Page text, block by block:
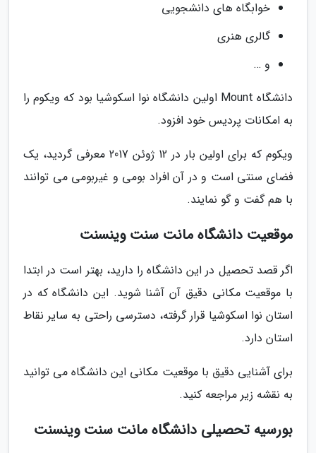
خوابگاه های دانشجویی
گالری هنری
و …
دانشگاه Mount اولین دانشگاه نوا اسکوشیا بود که ویکوم را
به امکانات پردیس خود افزود.
ویکوم که برای اولین بار در 12 ژوئن 2017 معرفی گردید، یک
فضای سنتی است و در آن افراد بومی و غیربومی می توانند
با هم گفت و گو نمایند.
موقعیت دانشگاه مانت سنت وینسنت
اگر قصد تحصیل در این دانشگاه را دارید، بهتر است در ابتدا
با موقعیت مکانی دقیق آن آشنا شوید. این دانشگاه که در
استان نوا اسکوشیا قرار گرفته، دسترسی راحتی به سایر نقاط
استان دارد.
برای آشنایی دقیق با موقعیت مکانی این دانشگاه می توانید
به نقشه زیر مراجعه کنید.
بورسیه تحصیلی دانشگاه مانت سنت وینسنت